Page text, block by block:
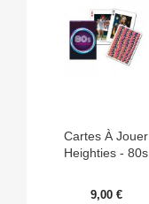
Cartes À Jouer
Heighties - 80s
9,00 €